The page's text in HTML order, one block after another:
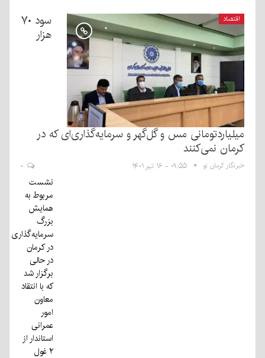
اقتصاد
سود ۷۰
هزار
میلیاردتومانی مس و گل‌گهر و سرمایه‌گذاری‌ای که در
کرمان نمی‌کنند
خبرنگار کرمان نو ۰۹:۵۵ - ۱۶ تیر ۱۴۰۱
نشست
مربوط به
همایش
بزرگ
سرمایه‌گذاری
در کرمان
در حالی
برگزار شد
که با انتقاد
معاون
امور
عمرانی
استاندار از
۲ غول